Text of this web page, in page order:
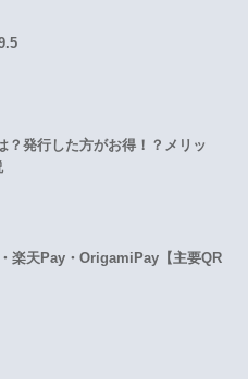
？発行した方がお得！？メリッ
楽天Pay・OrigamiPay【主要QR